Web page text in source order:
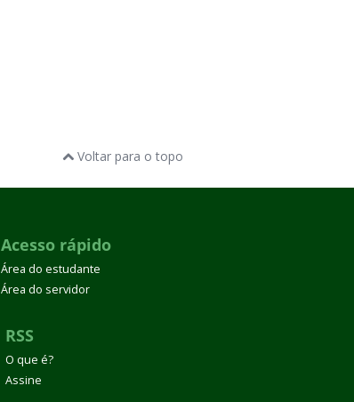
Voltar para o topo
Acesso rápido
Área do estudante
Área do servidor
RSS
O que é?
Assine